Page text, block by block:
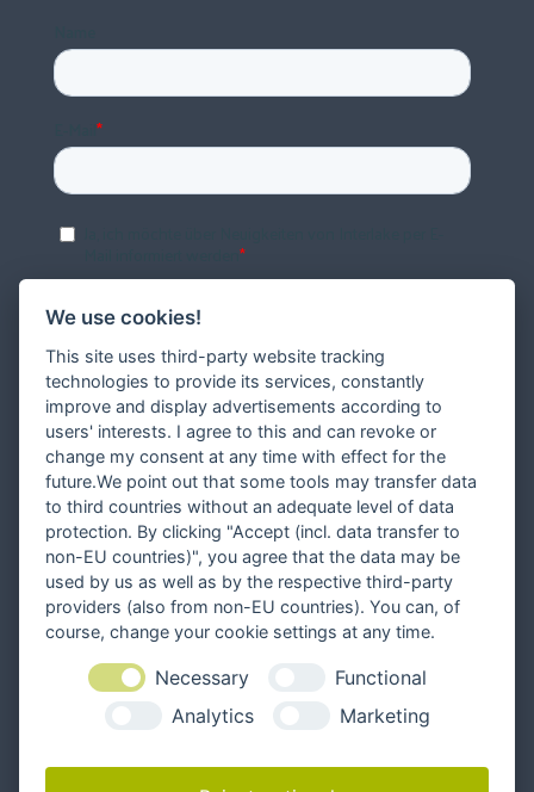
Folgen Sie uns
Kontakt
We use cookies!
This site uses third-party website tracking
technologies to provide its services, constantly
improve and display advertisements according to
users' interests. I agree to this and can revoke or
change my consent at any time with effect for the
future.We point out that some tools may transfer data
to third countries without an adequate level of data
protection. By clicking "Accept (incl. data transfer to
non-EU countries)", you agree that the data may be
used by us as well as by the respective third-party
providers (also from non-EU countries). You can, of
course, change your cookie settings at any time.
Necessary
Functional
Analytics
Marketing